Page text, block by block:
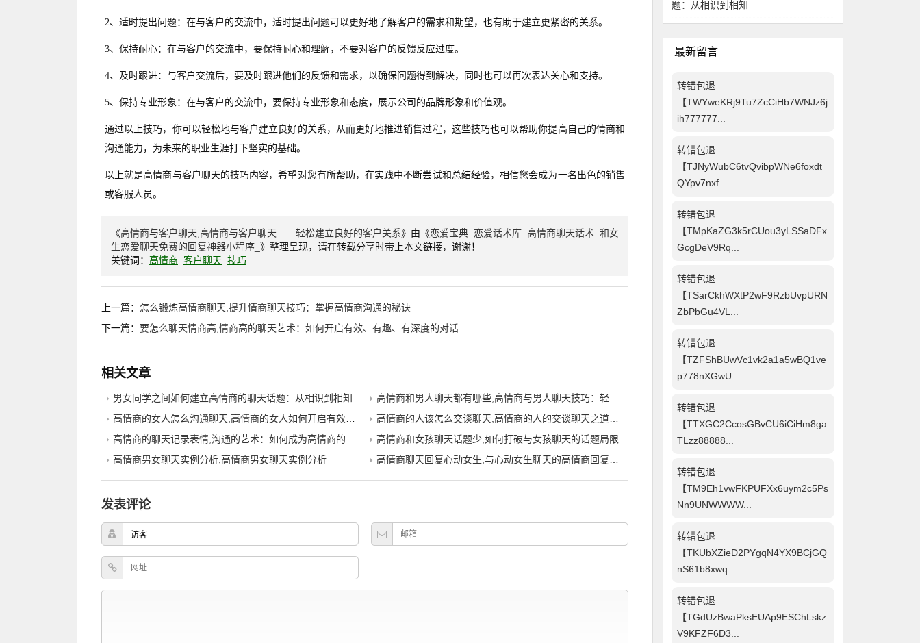
2、适时提出问题：在与客户的交流中，适时提出问题可以更好地了解客户的需求和期望，也有助于建立更紧密的关系。
3、保持耐心：在与客户的交流中，要保持耐心和理解，不要对客户的反馈反应过度。
4、及时跟进：与客户交流后，要及时跟进他们的反馈和需求，以确保问题得到解决，同时也可以再次表达关心和支持。
5、保持专业形象：在与客户的交流中，要保持专业形象和态度，展示公司的品牌形象和价值观。
通过以上技巧，你可以轻松地与客户建立良好的关系，从而更好地推进销售过程，这些技巧也可以帮助你提高自己的情商和
沟通能力，为未来的职业生涯打下坚实的基础。
以上就是高情商与客户聊天的技巧内容，希望对您有所帮助，在实践中不断尝试和总结经验，相信您会成为一名出色的销售
或客服人员。
《高情商与客户聊天,高情商与客户聊天——轻松建立良好的客户关系》由《恋爱宝典_恋爱话术库_高情商聊天话术_和女
生恋爱聊天免费的回复神器小程序_ 》整理呈现，请在转载分享时带上本文链接，谢谢！
关键词： 高情商 客户聊天 技巧
上一篇： 怎么锻炼高情商聊天,提升情商聊天技巧：掌握高情商沟通的秘诀
下一篇： 要怎么聊天情商高,情商高的聊天艺术：如何开启有效、有趣、有深度的对话
相关文章
男女同学之间如何建立高情商的聊天话题：从相识到相知
高情商和男人聊天都有哪些,高情商与男人聊天技巧：轻松掌握沟通的艺术！
高情商的女人怎么沟通聊天,高情商的女人如何开启有效沟通：倾听、理解与尊重的艺术
高情商的人该怎么交谈聊天,高情商的人的交谈聊天之道：沟通的艺术与技巧
高情商的聊天记录表情,沟通的艺术：如何成为高情商的聊天者
高情商和女孩聊天话题少,如何打破与女孩聊天的话题局限
高情商男女聊天实例分析,高情商男女聊天实例分析
高情商聊天回复心动女生,与心动女生聊天的高情商回复技巧
发表评论
题：从相识到相知
最新留言
转错包退
【TWYweKRj9Tu7ZcCiHb7WNJz6j
ih777777...
转错包退
【TJNyWubC6tvQvibpWNe6foxdt
QYpv7nxf...
转错包退
【TMpKaZG3k5rCUou3yLSSaDFx
GcgDeV9Rq...
转错包退
【TSarCkhWXtP2wF9RzbUvpURN
ZbPbGu4VL...
转错包退
【TZFShBUwVc1vk2a1a5wBQ1ve
p778nXGwU...
转错包退
【TTXGC2CcosGBvCU6iCiHm8ga
TLzz88888...
转错包退
【TM9Eh1vwFKPUFXx6uym2c5Ps
Nn9UNWWWW...
转错包退
【TKUbXZieD2PYgqN4YX9BCjGQ
nS61b8xwq...
转错包退
【TGdUzBwaPksEUAp9ESChLskz
V9KFZF6D3...